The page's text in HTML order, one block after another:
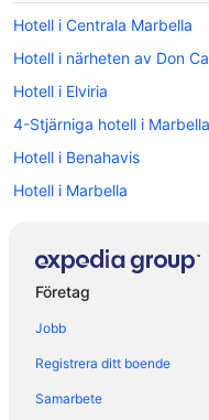
Hotell i Centrala Marbella
Hotell i närheten av Don
Hotell i Elviria
4-Stjärniga hotell i Marbella
Hotell i Benahavis
Hotell i Marbella
B&B i Marbella
Fritidshus i Marbella
Gårdar i Marbella
Vandrarhem i Marbella
Företag
Jobb
Registrera ditt boende
Samarbete